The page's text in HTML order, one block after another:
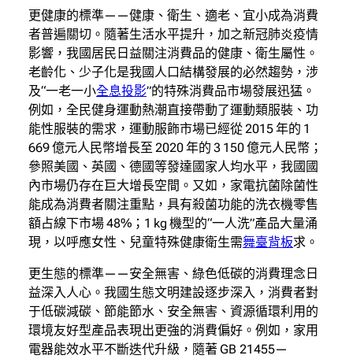
更健康的標準——健康、衛生、適老、宜小成為消費
者普遍關切。隨著生活水平提升，加之新冠肺炎疫情
影響，我國居民日益關注消費品的健康、衛生屬性。
老齡化、少子化是我國人口結構發展的必然趨勢，涉
及“一老一小全息投影”的特殊消費品市場發展迅猛。
例如，全民健身運動熱潮直接帶動了運動類服裝、功
能性服裝的需求，運動服飾市場已經從 2015 年的 1
669 億元人民幣增長至 2020 年的 3 150 億元人民幣；
參照美國、英國、德國等發達國家人均水平，我國國
內市場仍存在巨大增長空間。又如，家電抗菌除菌性
能成為消費者關注重點，具有殺菌功能的洗衣機零售
額占線下市場 48%；1 kg 機型的“一人洗”產品大量涌
現，以呼應女性、兒童特殊健康衛生需舞臺背板求。
更生態的標準——安全無害、綠色低碳的消費理念日
益深入人心。我國生態文明建設逐步深入，消費者對
于低碳減碳、節能節水、安全無害、資源循環利用的
環境友好型產品表現出更強的消費偏好。例如，家用
電器能效水平不斷迭代升級，隨著 GB 21455—